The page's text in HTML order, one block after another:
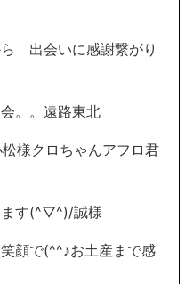
出会いに感謝繋がり
。。遠路東北
様クロちゃんアフロ君
ます(^▽^)/誠様
顔で(^^♪お土産まで感